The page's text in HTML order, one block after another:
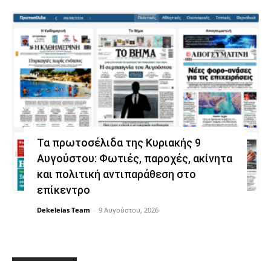
Τα πρωτοσέλιδα της Κυριακής 9
Αυγούστου: Φωτιές, παροχές, ακίνητα
και πολιτική αντιπαράθεση στο
επίκεντρο
Dekeleias Team - 9 Αυγούστου, 2026